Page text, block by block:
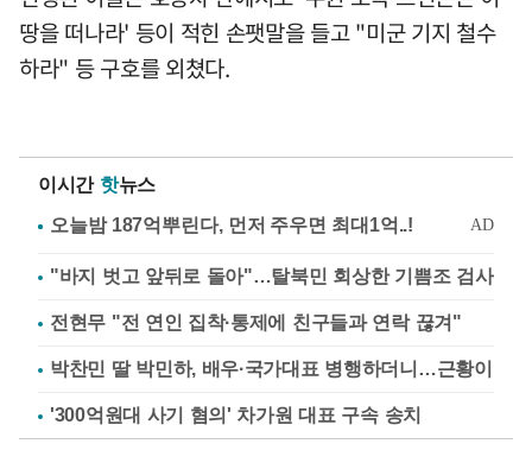
땅을 떠나라' 등이 적힌 손팻말을 들고 "미군 기지 철수
하라" 등 구호를 외쳤다.
이시간 핫뉴스
"바지 벗고 앞뒤로 돌아"…탈북민 회상한 기쁨조 검사
전현무 "전 연인 집착·통제에 친구들과 연락 끊겨"
박찬민 딸 박민하, 배우·국가대표 병행하더니…근황이
'300억원대 사기 혐의' 차가원 대표 구속 송치